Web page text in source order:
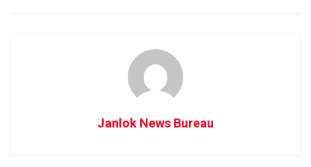
Janlok News Bureau